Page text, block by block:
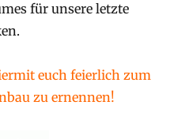
für unsere letzte
euch feierlich zum
zu ernennen!